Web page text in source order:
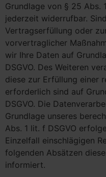
Grundlage von § 25 Abs.
jederzeit widerrufbar.
Vertragserfüllung oder
vorvertraglicher
wir Ihre Daten auf
DSGVO. Des Weiteren
diese zur Erfüllung einer
erforderlich sind auf
DSGVO. Die
Grundlage unseres
Abs. 1 lit. f DSGVO
Einzelfall einschlägigen
folgenden Absätzen
informiert.